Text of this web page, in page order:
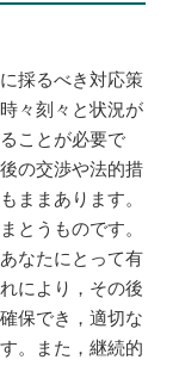
採るべき対応策
々刻々と状況が
ことが必要で
の交渉や法的措
ままあります。
とうものです。
なたにとって有
により，その後
保でき，適切な
。また，継続的